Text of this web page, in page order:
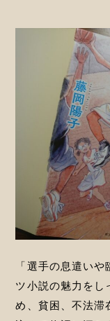
「選手の息遣い
ツ小説の魅力をし
め、貧困、不法滞